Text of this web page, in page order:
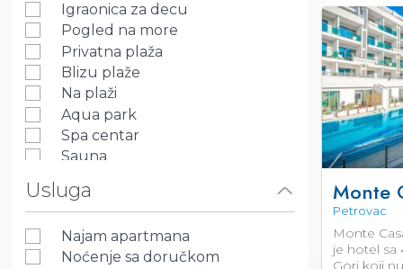
Igraonica za decu
Pogled na more
Privatna plaža
Blizu plaže
Na plaži
Aqua park
Spa centar
Sauna
Fitnes centar
Parking
Wi-Fi
Usluga
Najam apartmana
Noćenje sa doručkom
Monte
Petrovac
Monte
je hotel sa
Gori koji